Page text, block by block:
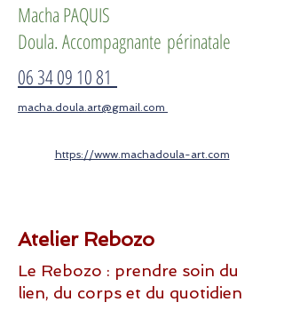
Macha PAQUIS
Doula. Accompagnante périnatale
06 34 09 10 81
macha.doula.art@gmail.com
https://www.machadoula-art.com
Atelier Rebozo
Le Rebozo : prendre soin du
lien, du corps et du quotidien